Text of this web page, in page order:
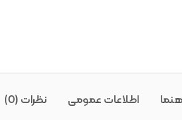
نظرات (0) اطلاعات عمومی